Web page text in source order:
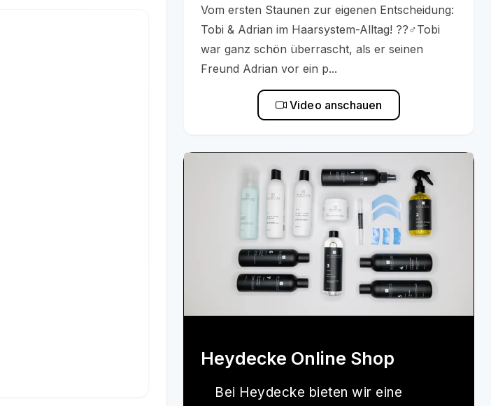
Vom ersten Staunen zur eigenen Entscheidung:
Tobi & Adrian im Haarsystem-Alltag! ??‍♂️Tobi
war ganz schön überrascht, als er seinen
Freund Adrian vor ein p...
Video anschauen
Heydecke Online Shop
Bei Heydecke bieten wir eine